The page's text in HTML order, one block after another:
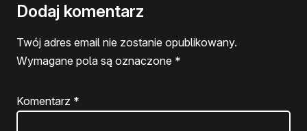
Dodaj komentarz
Twój adres email nie zostanie opublikowany.
Wymagane pola są oznaczone *
Komentarz *